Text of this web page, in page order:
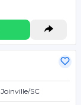
Joinville/SC